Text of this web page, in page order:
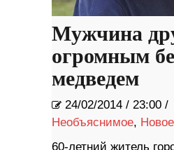
Мужчина
огромным
медведем
24/02/2014 / 23:00 /
Необъяснимое, Новое
60-летний житель